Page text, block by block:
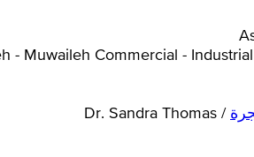
- Muwaileh Commercial -
/
Dr. Sandra Thomas